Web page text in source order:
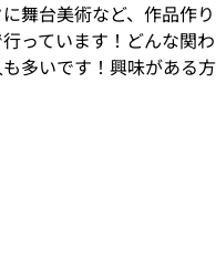
舞台美術など、作品作り
っています！どんな関わ
多いです！興味がある方